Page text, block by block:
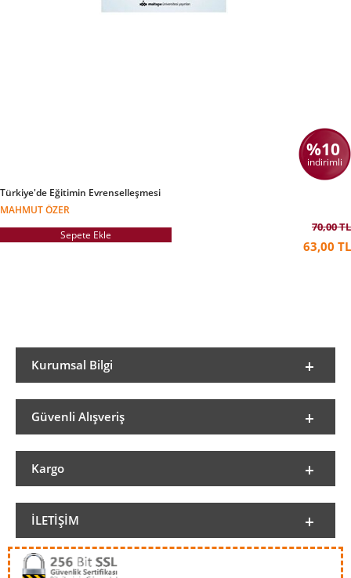
%10
indirimli
Türkiye'de Eğitimin Evrenselleşmesi
MAHMUT ÖZER
Sepete Ekle
70,00 TL
63,00 TL
Kurumsal Bilgi
Güvenli Alışveriş
Kargo
İLETIŞIM